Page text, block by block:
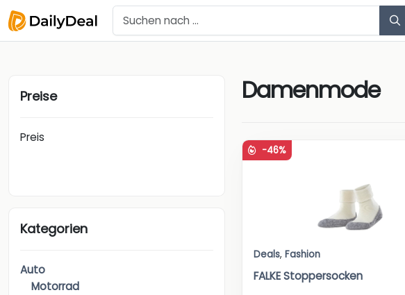
Preise
Preis
Kategorien
Auto
Motorrad
Damenmode
-46%
Deals, Fashion
FALKE Stoppersocken